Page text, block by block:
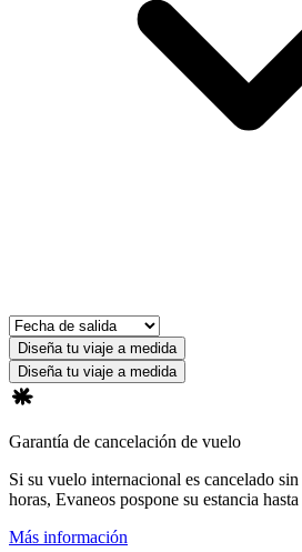
Diseña tu viaje a medida
Diseña tu viaje a medida
Garantía de cancelación de vuelo
Si su vuelo internacional es cancelado
horas, Evaneos pospone su estancia hasta
Más información